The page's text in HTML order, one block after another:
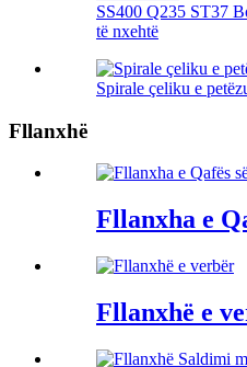
SS400 Q235 ST37
të nxehtë
Spirale çeliku e
Fllanxhë
Fllanxha e
Fllanxhë e